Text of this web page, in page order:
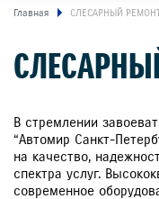
г. Санкт-Петербург,
ВЛАДЕЛЬЦАМ
О КОМПАНИИ
НОВОСТИ
Главная СЛЕСАРНЫЙ
В стремлении
“Автомир Санкт-
на качество,
спектра услуг.
современное